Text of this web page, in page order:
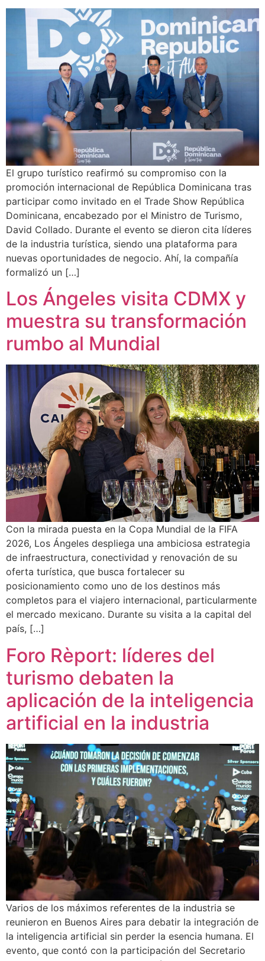
El grupo turístico reafirmó su compromiso con la
promoción internacional de República Dominicana tras
participar como invitado en el Trade Show República
Dominicana, encabezado por el Ministro de Turismo,
David Collado. Durante el evento se dieron cita líderes
de la industria turística, siendo una plataforma para
nuevas oportunidades de negocio. Ahí, la compañía
formalizó un […]
Los Ángeles visita CDMX y
muestra su transformación
rumbo al Mundial
Con la mirada puesta en la Copa Mundial de la FIFA
2026, Los Ángeles despliega una ambiciosa estrategia
de infraestructura, conectividad y renovación de su
oferta turística, que busca fortalecer su
posicionamiento como uno de los destinos más
completos para el viajero internacional, particularmente
el mercado mexicano. Durante su visita a la capital del
país, […]
Foro Rèport: líderes del
turismo debaten la
aplicación de la inteligencia
artificial en la industria
Varios de los máximos referentes de la industria se
reunieron en Buenos Aires para debatir la integración de
la inteligencia artificial sin perder la esencia humana. El
evento, que contó con la participación del Secretario